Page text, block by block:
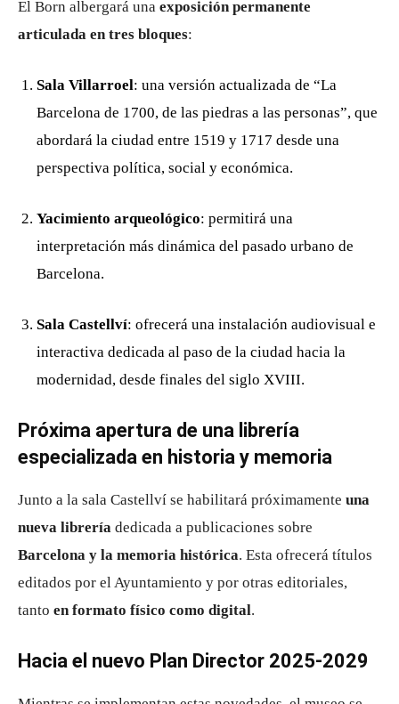
El Born albergará una exposición permanente
articulada en tres bloques:
Sala Villarroel: una versión actualizada de “La
Barcelona de 1700, de las piedras a las personas”, que
abordará la ciudad entre 1519 y 1717 desde una
perspectiva política, social y económica.
Yacimiento arqueológico: permitirá una
interpretación más dinámica del pasado urbano de
Barcelona.
Sala Castellví: ofrecerá una instalación audiovisual e
interactiva dedicada al paso de la ciudad hacia la
modernidad, desde finales del siglo XVIII.
Próxima apertura de una librería
especializada en historia y memoria
Junto a la sala Castellví se habilitará próximamente una
nueva librería dedicada a publicaciones sobre
Barcelona y la memoria histórica. Esta ofrecerá títulos
editados por el Ayuntamiento y por otras editoriales,
tanto en formato físico como digital.
Hacia el nuevo Plan Director 2025-2029